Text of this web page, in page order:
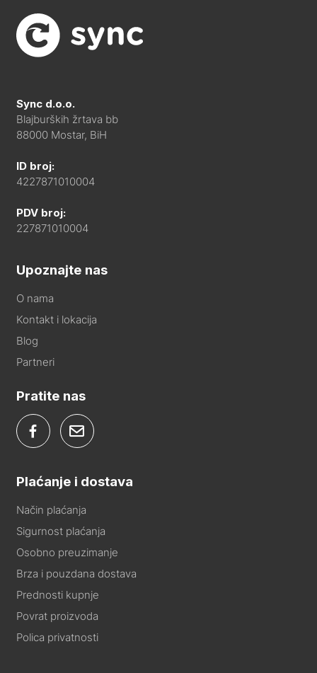
Sync d.o.o.
Blajburških žrtava bb
88000 Mostar, BiH
ID broj:
4227871010004
PDV broj:
227871010004
Upoznajte nas
O nama
Kontakt i lokacija
Blog
Partneri
Pratite nas
Plaćanje i dostava
Način plaćanja
Sigurnost plaćanja
Osobno preuzimanje
Brza i pouzdana dostava
Prednosti kupnje
Povrat proizvoda
Polica privatnosti